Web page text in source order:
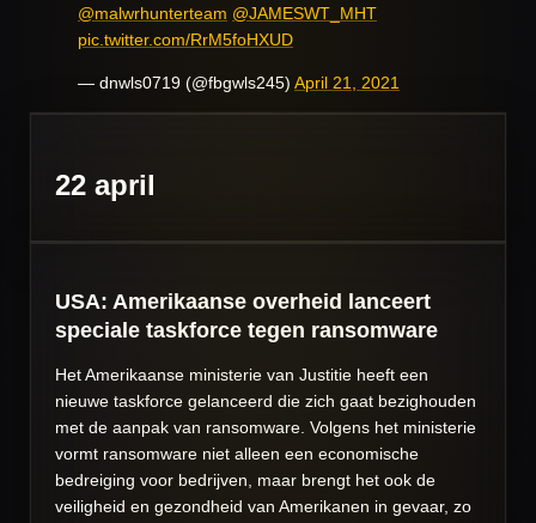
@malwrhunterteam @JAMESWT_MHT
pic.twitter.com/RrM5foHXUD
— dnwls0719 (@fbgwls245) April 21, 2021
22 april
USA: Amerikaanse overheid lanceert
speciale taskforce tegen ransomware
Het Amerikaanse ministerie van Justitie heeft een
nieuwe taskforce gelanceerd die zich gaat bezighouden
met de aanpak van ransomware. Volgens het ministerie
vormt ransomware niet alleen een economische
bedreiging voor bedrijven, maar brengt het ook de
veiligheid en gezondheid van Amerikanen in gevaar, zo